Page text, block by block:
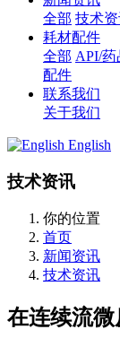
全部 技术
耗材配件
全部 API/
配件
联系我们
关于我们
English
技术资讯
你的位置
首页
新闻资讯
技术资讯
在连续流